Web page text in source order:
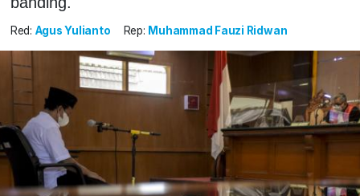
Red: Agus Yulianto Rep: Muhammad Fauzi Ridwan